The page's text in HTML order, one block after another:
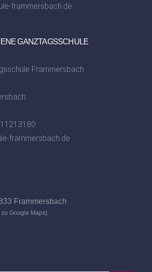
frammersbach.de
GANZTAGSSCHULE
Frammersbach
frammersbach.de
Frammersbach
Google Maps)